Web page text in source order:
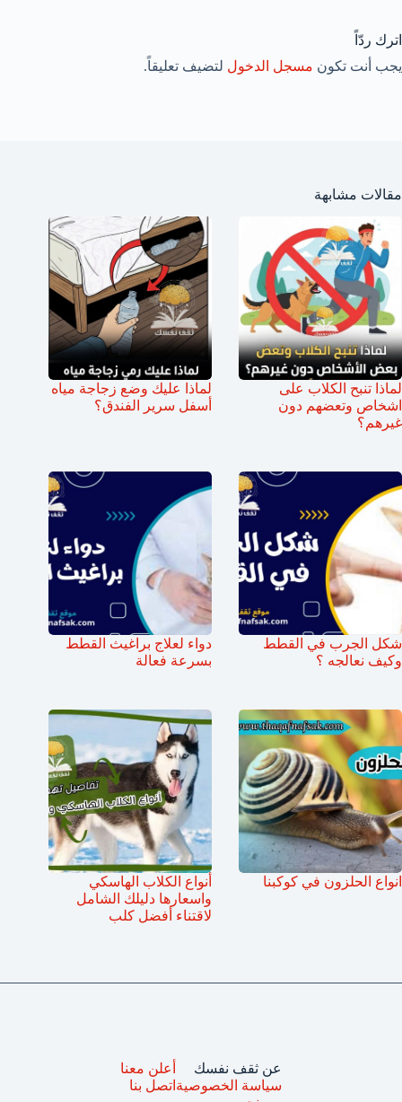
اترك ردّاً
يجب أنت تكون مسجل الدخول لتضيف تعليقاً.
مقالات مشابهة
لماذا تنبح الكلاب على
اشخاص وتعضهم دون
غيرهم؟
لماذا عليك وضع زجاجة مياه
أسفل سرير الفندق؟
شكل الجرب في القطط
وكيف نعالجه ؟
دواء لعلاج براغيث القطط
بسرعة فعالة
انواع الحلزون في كوكبنا
أنواع الكلاب الهاسكي
واسعارها دليلك الشامل
لاقتناء أفضل كلب
عن ثقف نفسك
سياسة الخصوصية
أعلن معنا
اتصل بنا